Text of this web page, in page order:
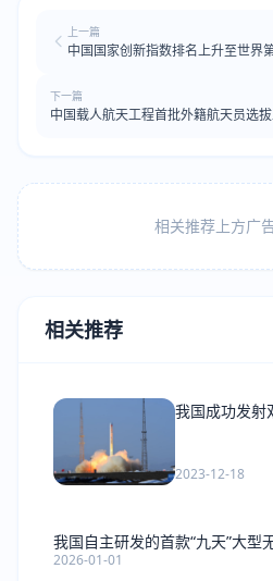
上一篇
中国国家创新指数排名上升至世界
下一篇
中国载人航天工程首批外籍航天员选
相关推荐上方广
相关推荐
我国成功发射
2023-12-18
我国自主研发的首款“九天”大型
2026-01-01